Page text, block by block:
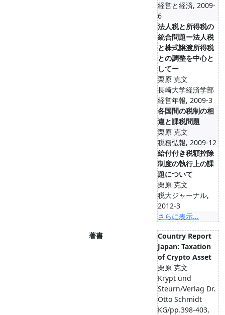
経営と経済, 2009-
6
法人税と所得税の
統合問題ー法人税
と株式譲渡所得税
との調整を中心と
してー
栗原 克文
長崎大学経済学部
経営年報, 2009-3
各国間の税制の相
違と課税問題
栗原 克文
税務弘報, 2009-12
給付付き税額控除
制度の執行上の課
題について
栗原 克文
税大ジャーナル,
2012-3
さらに表示...
著書
Country Report
Japan: Taxation
of Crypto Asset
栗原 克文
Krypt und
Steurn/Verlag Dr.
Otto Schmidt
KG/pp.398-403,